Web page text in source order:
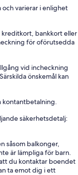
varierar i enlighet
bankkort eller
för oförutsedda
vid incheckning
önskemål kan
kontantbetalning.
säkerhetsdetalj:
såsom balkonger,
är lämpliga för barn.
du kontaktar boendet
ta emot dig i ett